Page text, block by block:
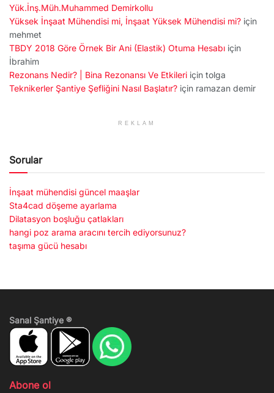
Yük.İnş.Müh.Muhammed Demirkollu
Yüksek İnşaat Mühendisi mi, İnşaat Yüksek Mühendisi mi? için
mehmet
TBDY 2018 Göre Örnek Bir Ani (Elastik) Otuma Hesabı için
İbrahim
Rezonans Nedir? | Bina Rezonansı Ve Etkileri için tolga
Teknikerler Şantiye Şefliğini Nasıl Başlatır? için ramazan demir
REKLAM
Sorular
İnşaat mühendisi güncel maaşlar
Sta4cad döşeme ayarlama
Dilatasyon boşluğu çatlakları
hangi poz arama aracını tercih ediyorsunuz?
taşıma gücü hesabı
Sanal Şantiye ®
Abone ol